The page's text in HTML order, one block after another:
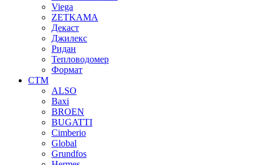
Viega
ZETKAMA
Декаст
Джилекс
Ридан
Тепловодомер
Формат
СТМ
ALSO
Baxi
BROEN
BUGATTI
Cimberio
Global
Grundfos